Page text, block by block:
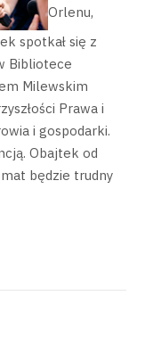
Orlenu,
spotkał się z
Bibliotece
Milewskim
Prawa i
i gospodarki.
Obajtek od
będzie trudny